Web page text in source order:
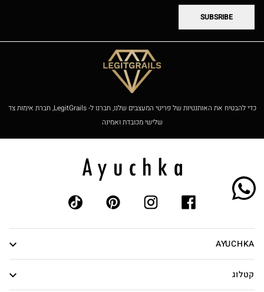
SUBSRIBE
כדי להבטיח את האותנטיות של פריטי המעצבים שלנו, חברנו ל- LegitGrails, חברת אימות צד
שלישי מכובדת ואמינה
AYUCHKA
אודות
אותנטיות
קטלוג